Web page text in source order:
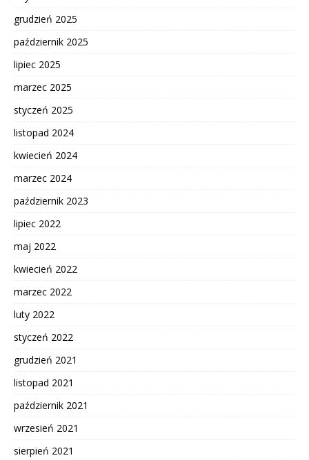
grudzień 2025
październik 2025
lipiec 2025
marzec 2025
styczeń 2025
listopad 2024
kwiecień 2024
marzec 2024
październik 2023
lipiec 2022
maj 2022
kwiecień 2022
marzec 2022
luty 2022
styczeń 2022
grudzień 2021
listopad 2021
październik 2021
wrzesień 2021
sierpień 2021